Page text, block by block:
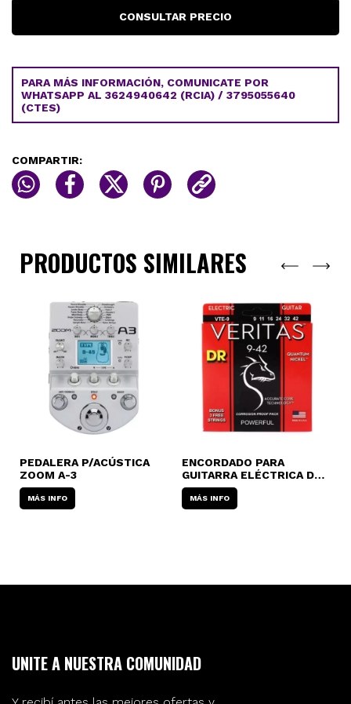
PARA MÁS INFORMACIÓN, COMUNICATE POR
WHATSAPP AL 3624940642 (RCIA) / 3795055640
(CTES)
COMPARTIR:
PRODUCTOS SIMILARES
PEDALERA P/ACÚSTICA
ZOOM A-3
MÁS INFO
ENCORDADO PARA
GUITARRA ELÉCTRICA DR
VERITAS VTE9 (ACCURATE
CORE TECHNOLOGY)
MÁS INFO
UNITE A NUESTRA COMUNIDAD